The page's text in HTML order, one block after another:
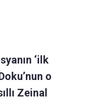
‘ilk
o
Zeinal